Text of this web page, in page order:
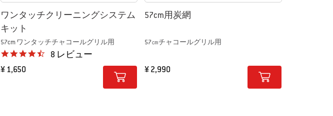
ワンタッチクリーニングシステム
キット
57cm ワンタッチチャコールグリル用
4.4 star rating
8 レビュー
¥ 1,650
57cm用炭網
57㎝チャコールグリル用
¥ 2,990